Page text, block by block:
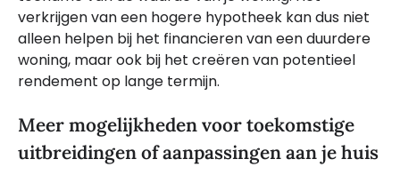
verkrijgen van een hogere hypotheek kan dus niet
alleen helpen bij het financieren van een duurdere
woning, maar ook bij het creëren van potentieel
rendement op lange termijn.
Meer mogelijkheden voor toekomstige
uitbreidingen of aanpassingen aan je huis